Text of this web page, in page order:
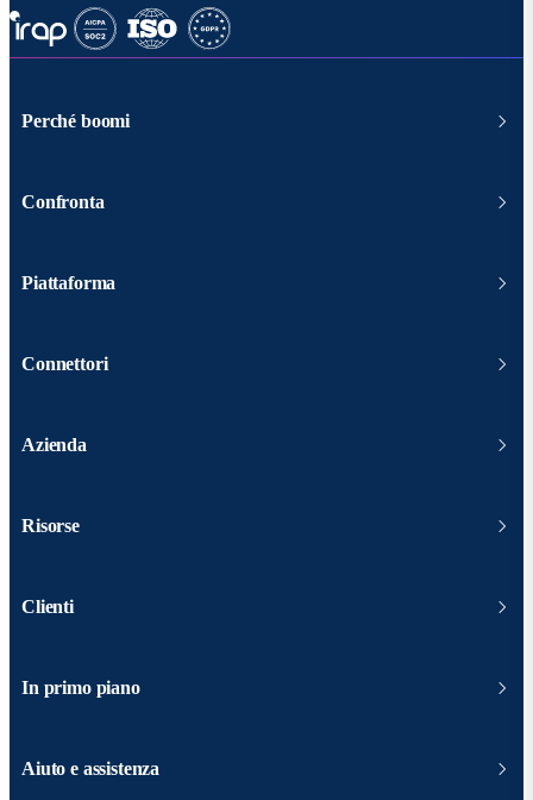
Perché boomi
Confronta
Piattaforma
Connettori
Azienda
Risorse
Clienti
In primo piano
Aiuto e assistenza